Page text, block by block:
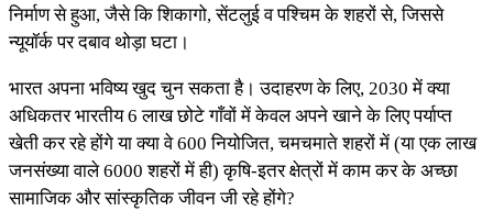
निर्माण से हुआ, जैसे कि शिकागो, सेंटलुई व पश्चिम के शहरों से, जिससे
न्यूयॉर्क पर दबाव थोड़ा घटा।
भारत अपना भविष्य खुद चुन सकता है। उदाहरण के लिए, 2030 में क्या
अधिकतर भारतीय 6 लाख छोटे गाँवों में केवल अपने खाने के लिए पर्याप्त
खेती कर रहे होंगे या क्या वे 600 नियोजित, चमचमाते शहरों में (या एक लाख
जनसंख्या वाले 6000 शहरों में ही) कृषि-इतर क्षेत्रों में काम कर के अच्छा
सामाजिक और सांस्कृतिक जीवन जी रहे होंगे?